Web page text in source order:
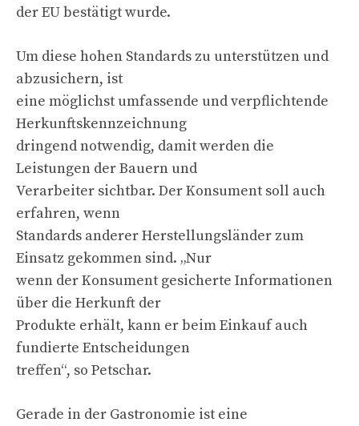
der EU bestätigt wurde.
Um diese hohen Standards zu unterstützen und
abzusichern, ist
eine möglichst umfassende und verpflichtende
Herkunftskennzeichnung
dringend notwendig, damit werden die
Leistungen der Bauern und
Verarbeiter sichtbar. Der Konsument soll auch
erfahren, wenn
Standards anderer Herstellungsländer zum
Einsatz gekommen sind. „Nur
wenn der Konsument gesicherte Informationen
über die Herkunft der
Produkte erhält, kann er beim Einkauf auch
fundierte Entscheidungen
treffen“, so Petschar.
Gerade in der Gastronomie ist eine